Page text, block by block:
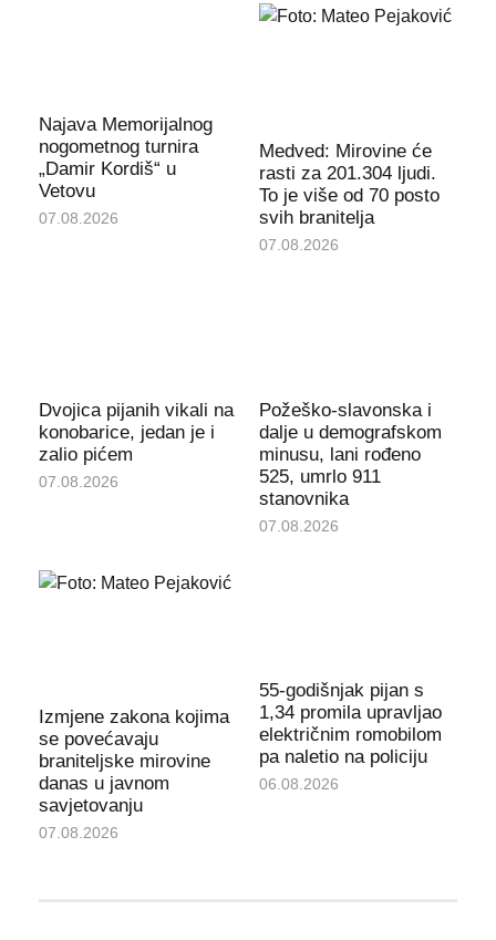
Najava Memorijalnog
nogometnog turnira
„Damir Kordiš“ u
Vetovu
07.08.2026
Medved: Mirovine će
rasti za 201.304 ljudi.
To je više od 70 posto
svih branitelja
07.08.2026
Dvojica pijanih vikali na
konobarice, jedan je i
zalio pićem
07.08.2026
Požeško-slavonska i
dalje u demografskom
minusu, lani rođeno
525, umrlo 911
stanovnika
07.08.2026
Izmjene zakona kojima
se povećavaju
braniteljske mirovine
danas u javnom
savjetovanju
07.08.2026
55-godišnjak pijan s
1,34 promila upravljao
električnim romobilom
pa naletio na policiju
06.08.2026